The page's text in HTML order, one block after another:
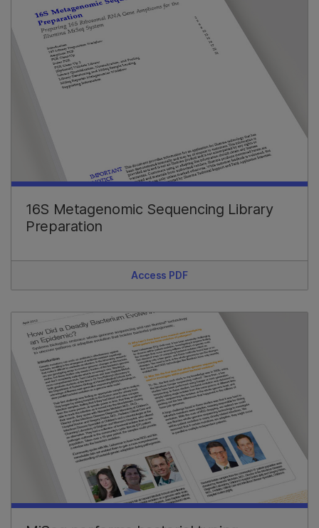
16S Metagenomic Sequencing Library
Preparation
Access PDF